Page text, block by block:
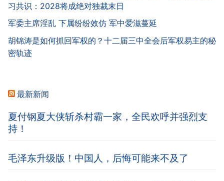
习共识：2028将成绝对独裁末日
军委主席淫乱 下属纷纷效仿 军中爱滋蔓延
胡锦涛是如何抓回军权的？十二届三中全会后军权易主的秘
密轨迹
最新新闻
夏付钢夏大侠斩杀村霸一家，全民欢呼并强烈支
持！
毛泽东升级版！中国人，后悔可能来不及了